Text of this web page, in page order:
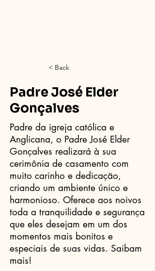
< Back
Padre José Elder
Gonçalves
Padre da igreja católica e
Anglicana, o Padre José Elder
Gonçalves realizará à sua
cerimônia de casamento com
muito carinho e dedicação,
criando um ambiente único e
harmonioso. Oferece aos noivos
toda a tranquilidade e segurança
que eles desejam em um dos
momentos mais bonitos e
especiais de suas vidas. Saibam
mais!